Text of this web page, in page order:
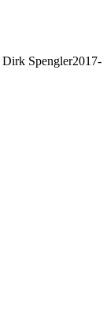
Dirk Spengler2017-